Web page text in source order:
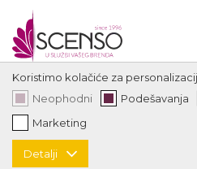
Copyright 1996 - 2026
Koristimo kolačiće za
Neophodni
Podešavanja
Marketing
Detalji